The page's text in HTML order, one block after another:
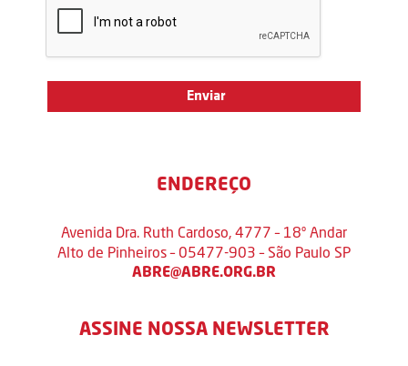
ENDEREÇO
Avenida Dra. Ruth Cardoso, 4777 – 18º Andar
Alto de Pinheiros – 05477-903 – São Paulo SP
ABRE@ABRE.ORG.BR
ASSINE NOSSA NEWSLETTER